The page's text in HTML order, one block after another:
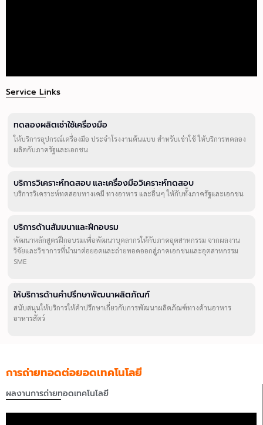
Service Links
ทดลองผลิตเช่าใช้เครื่องมือ
ให้บริการอุปกรณ์เครื่องมือ ประจำโรงงานต้นแบบ สำหรับเช่าใช้ ให้บริการทดลอง
ผลิตกับภาครัฐและเอกชน
บริการวิเคราะห์ทดสอบ และเครื่องมือวิเคราะห์ทดสอบ
บริการวิเคราะห์ทดสอบทางเคมี ทางอาหาร และอื่นๆ ให้กับทั้งภาครัฐและเอกชน
บริการด้านสัมมนาและฝึกอบรม
พัฒนาหลักสูตรฝึกอบรมเพื่อพัฒนาบุคลากรให้กับภาคอุตสาหกรรม จากผลงาน
วิจัยและวิชาการที่นำมาต่อยอดและถ่ายทอดออกสู่ภาคเอกชนและอุตสาหกรรม
SME
ให้บริการด้านคำปรึกษาพัฒนาผลิตภัณฑ์
สนับสนุนให้บริการให้คำปรึกษาเกี่ยวกับการพัฒนาผลิตภัณฑ์ทางด้านอาหาร
อาหารสัตว์
การถ่ายทอดต่อยอดเทคโนโลยี
ผลงานการถ่ายทอดเทคโนโลยี